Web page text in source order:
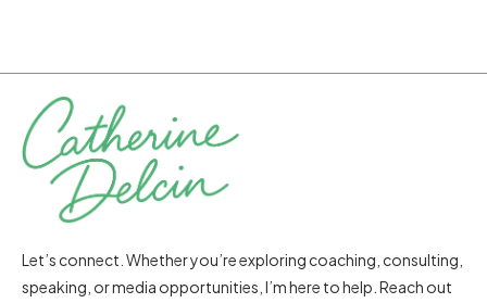
Let’s connect. Whether you’re exploring coaching, consulting,
speaking, or media opportunities, I’m here to help. Reach out